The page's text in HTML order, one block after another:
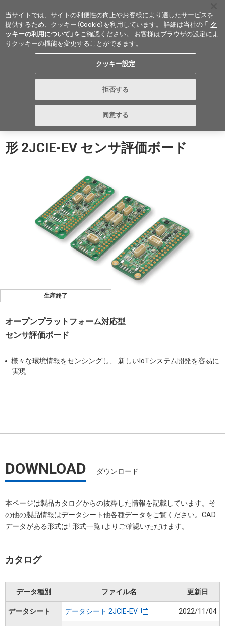
Japan
お問い合わせ
形 2JCIE-EV センサ評価ボード
生産終了
オープンプラットフォーム対応型
センサ評価ボード
様々な環境情報をセンシングし、 新しいIoTシステム開発を容易に
実現
DOWNLOAD ダウンロード
本ページは製品カタログからの抜粋した情報を記載しています。そ
の他の製品情報はデータシート他各種データをご覧ください。CAD
データがある形式は「形式一覧」よりご確認いただけます。
カタログ
データ種別 ファイル名 更新日
データシート データシート 2JCIE-EV 2022/11/04
当サイトでは、サイトの利便性の向上やお客様により適したサービスを
提供するため、クッキー（Cookie）を利用しています。 詳細は当社の 「 ク
ッキーの利用について 」をご確認ください。 お客様はブラウザの設定によ
りクッキーの機能を変更することができます。
クッキー設定
拒否する
同意する